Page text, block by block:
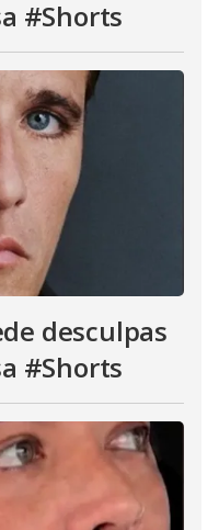
#Shorts
desculpas
#Shorts